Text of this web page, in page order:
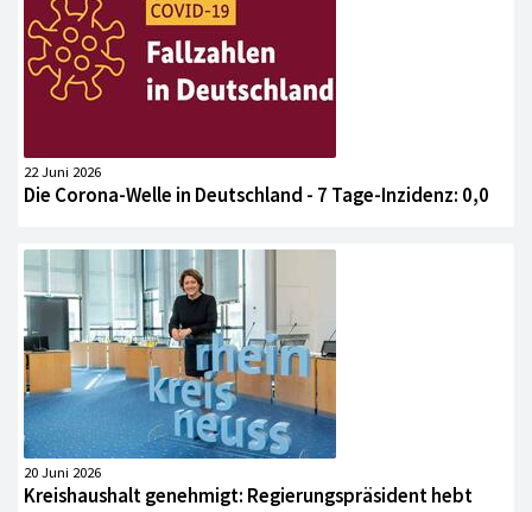
22 Juni 2026
Die Corona-Welle in Deutschland - 7 Tage-Inzidenz: 0,0
20 Juni 2026
Kreishaushalt genehmigt: Regierungspräsident hebt